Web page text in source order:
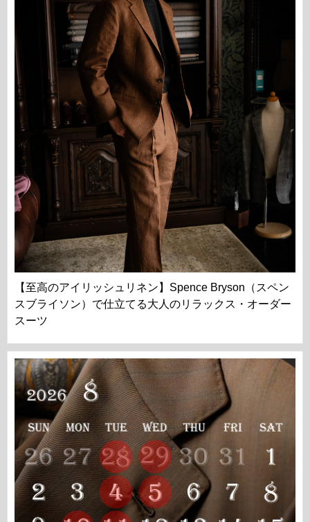
【至高のアイリッシュリネン】Spence Bryson（スペン
スブライソン）で仕立てる大人のリラックス・オーダー
スーツ